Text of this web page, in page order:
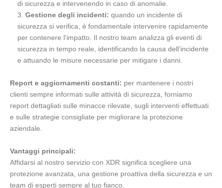
di sicurezza e intervenendo in caso di anomalie.
Gestione degli incidenti: quando un incidente di
sicurezza si verifica, è fondamentale intervenire rapidamente
per contenere l’impatto. Il nostro team analizza gli eventi di
sicurezza in tempo reale, identificando la causa dell’incidente
e attuando le misure necessarie per mitigare i danni.
Report e aggiornamenti costanti: per mantenere i nostri
clienti sempre informati sulle attività di sicurezza, forniamo
report dettagliati sulle minacce rilevate, sugli interventi effettuati
e sulle strategie consigliate per migliorare la protezione
aziendale.
Vantaggi principali:
Affidarsi al nostro servizio con XDR significa scegliere una
protezione avanzata, una gestione proattiva della sicurezza e un
team di esperti sempre al tuo fianco.